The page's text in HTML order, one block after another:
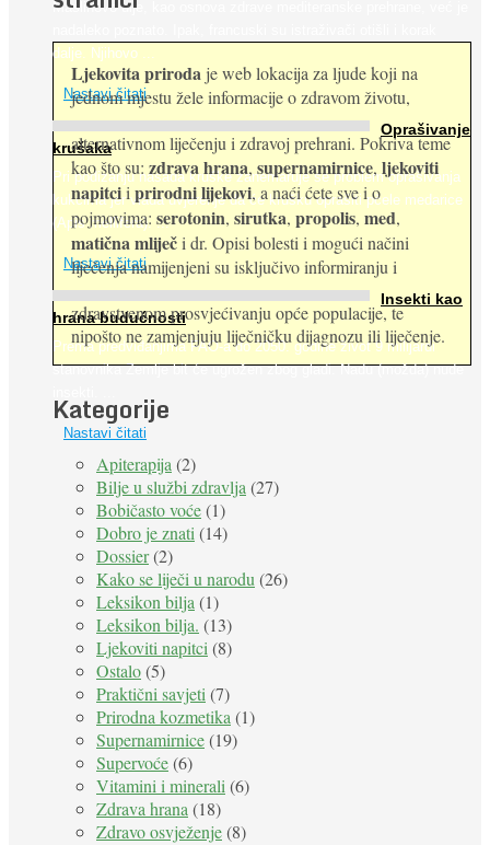
Maslinovo ulje, kao osnova zdrave mediteranske prehrane, već je
dalje. Njihovo ...
Nastavi čitati
Oprašivanje
krušaka
Pri podizanju nasada kruške zanemaruje se problem oprašivanja
kukcima jer vlada uvjerenje da će krušku oprašiti pčele medarice
(Apis mellifera). ...
Nastavi čitati
Insekti kao
hrana budućnosti
Prema predviđanjima FAO-a do 2050. godine život 9 milijardi
stanovnika Zemlje bit će ugrožen zbog gladi. Nadu (možda) nude
Nastavi čitati
Ljekovita priroda je web lokacija za ljude koji na
jednom mjestu žele informacije o zdravom životu,
alternativnom liječenju i zdravoj prehrani. Pokriva teme
kao što su: zdrava hrana, supernamirnice, ljekoviti
napitciiprirodni lijekovi, a naći ćete sve i o
pojmovima: serotonin, sirutka, propolis, med,
matična mliječi dr. Opisi bolesti i mogući načini
liječenja namijenjeni su isključivo informiranju i
zdravstvenom prosvjećivanju opće populacije, te
nipošto ne zamjenjuju liječničku dijagnozu ili liječenje.
Kategorije
Apiterapija (2)
Bilje u službi zdravlja (27)
Bobičasto voće(1)
Dobro je znati (14)
Dossier(2)
Kako se liječi u narodu (26)
Leksikon bilja (1)
Leksikon bilja. (13)
Ljekoviti napitci (8)
Ostalo(5)
Praktični savjeti (7)
Prirodna kozmetika (1)
Supernamirnice(19)
Supervoće(6)
Vitamini i minerali (6)
Zdrava hrana (18)
Zdravo osvježenje(8)